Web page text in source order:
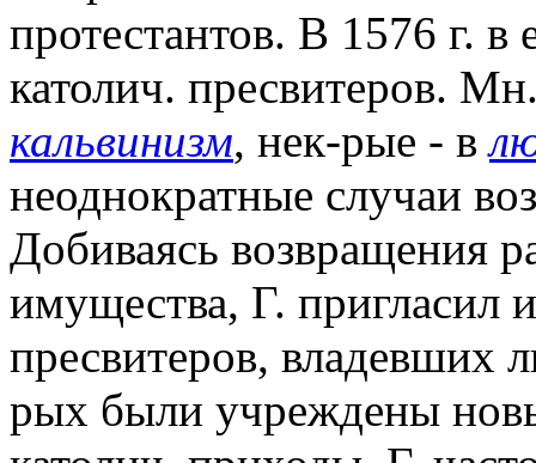
протестантов. В 1576 г. в
католич. пресвитеров.
кальвинизм, нек-рые - в
неоднократные случаи
Добиваясь возвращения
имущества, Г. пригласил
пресвитеров, владевших
рых были учреждены